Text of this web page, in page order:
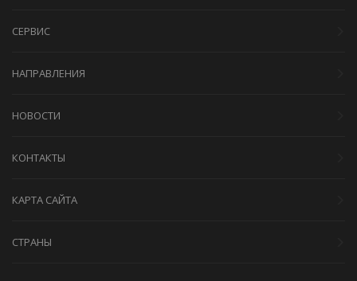
СЕРВИС
НАПРАВЛЕНИЯ
НОВОСТИ
КОНТАКТЫ
КАРТА САЙТА
СТРАНЫ